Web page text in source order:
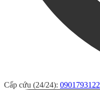
Cấp cứu (24/24): 0901793122